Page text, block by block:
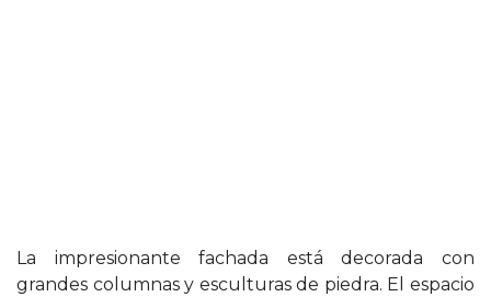
La impresionante fachada está decorada con
grandes columnas y esculturas de piedra. El espacio